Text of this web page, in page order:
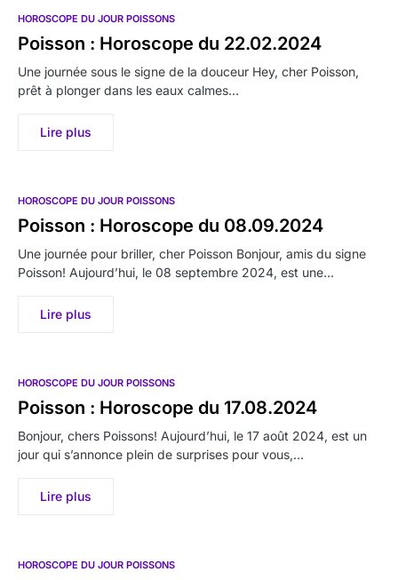
HOROSCOPE DU JOUR POISSONS
Poisson : Horoscope du 22.02.2024
Une journée sous le signe de la douceur Hey, cher Poisson,
prêt à plonger dans les eaux calmes…
Lire plus
HOROSCOPE DU JOUR POISSONS
Poisson : Horoscope du 08.09.2024
Une journée pour briller, cher Poisson Bonjour, amis du signe
Poisson! Aujourd’hui, le 08 septembre 2024, est une…
Lire plus
HOROSCOPE DU JOUR POISSONS
Poisson : Horoscope du 17.08.2024
Bonjour, chers Poissons! Aujourd’hui, le 17 août 2024, est un
jour qui s’annonce plein de surprises pour vous,…
Lire plus
HOROSCOPE DU JOUR POISSONS